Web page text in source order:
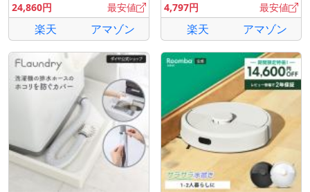
24,860円
最安値
楽天 アマゾン
4,797円
最安値
楽天 アマゾン